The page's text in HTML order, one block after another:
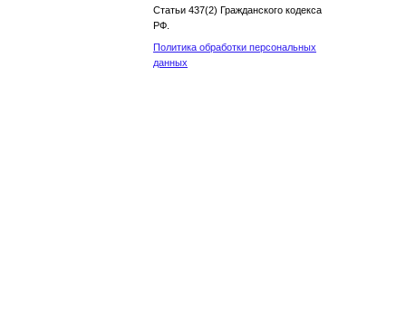
Статьи 437(2) Гражданского кодекса
РФ.
Политика обработки персональных
данных